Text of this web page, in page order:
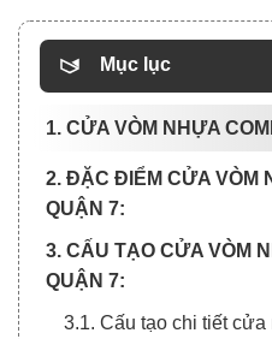
Mục lục
1. CỬA VÒM NHỰA
2. ĐẶC ĐIỂM CỬA VÒM
QUẬN 7:
3. CẤU TẠO CỬA VÒM
QUẬN 7:
3.1. Cấu tạo chi tiết